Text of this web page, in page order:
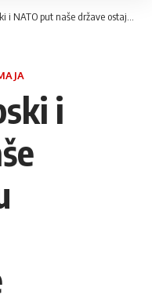
put naše države ostaju strateško opredjeljenje
i